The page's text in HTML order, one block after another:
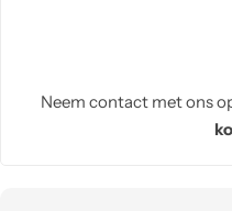
Neem contact met ons